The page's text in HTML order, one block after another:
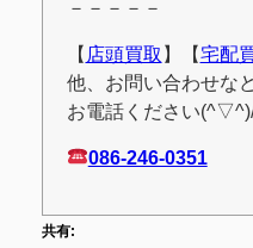
－－－－－
【 店頭買取 】【宅配
他、お問い合わせな
お電話ください
086-246-0351
共有: